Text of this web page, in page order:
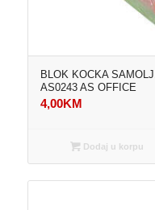
BLOK KOCKA
AS0243 AS OFFICE
4,00KM
Dodaj u korpu